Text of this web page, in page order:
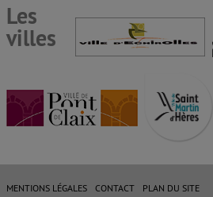
Les
villes
MENTIONS LÉGALES CONTACT PLAN DU SITE